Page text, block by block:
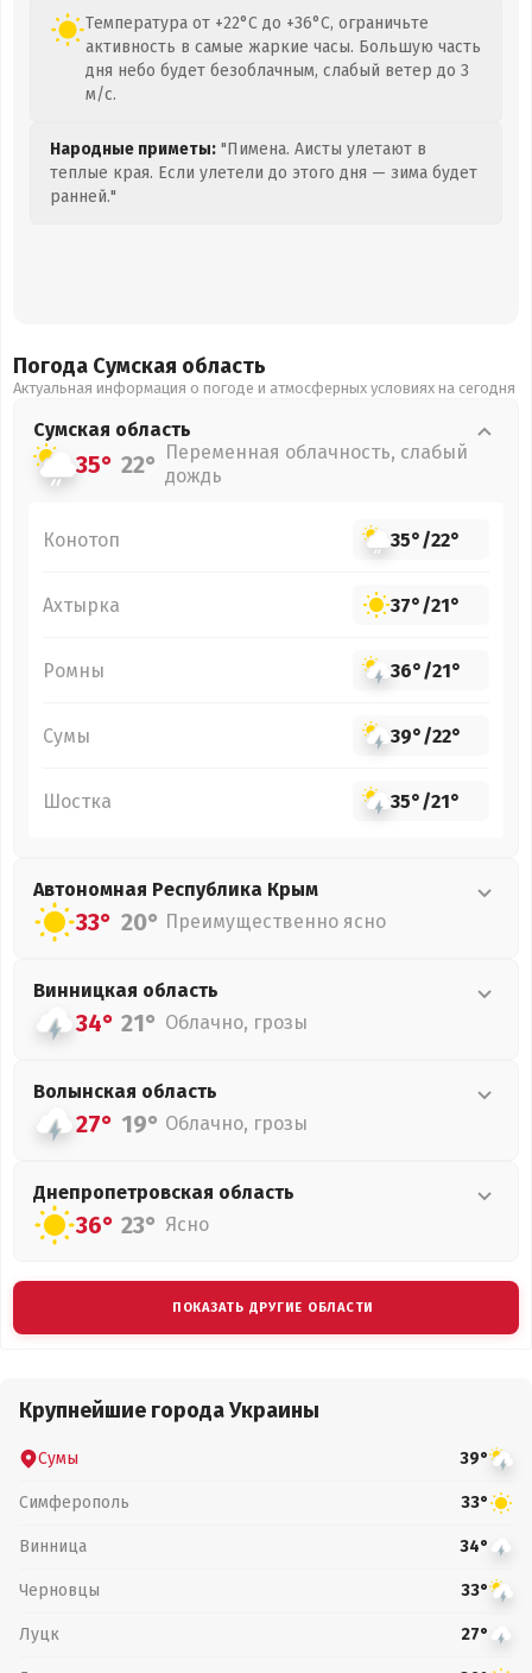
Температура от +22°C до +36°C, ограничьте
активность в самые жаркие часы. Большую часть
дня небо будет безоблачным, слабый ветер до 3
м/с.
Народные приметы: "Пимена. Аисты улетают в
теплые края. Если улетели до этого дня — зима будет
ранней."
Погода Сумская область
Актуальная информация о погоде и атмосферных условиях на сегодня
Сумская область
35° 22° Переменная облачность, слабый
дождь
Конотоп 35°/22°
Ахтырка 37°/21°
Ромны 36°/21°
Сумы 39°/22°
Шостка 35°/21°
Автономная Республика Крым
33° 20° Преимущественно ясно
Винницкая область
34° 21° Облачно, грозы
Волынская область
27° 19° Облачно, грозы
Днепропетровская область
36° 23° Ясно
ПОКАЗАТЬ ДРУГИЕ ОБЛАСТИ
Крупнейшие города Украины
Сумы 39°
Симферополь 33°
Винница 34°
Черновцы 33°
Луцк 27°